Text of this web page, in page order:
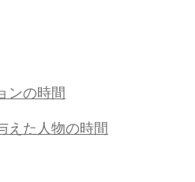
ンの時間
えた人物の時間